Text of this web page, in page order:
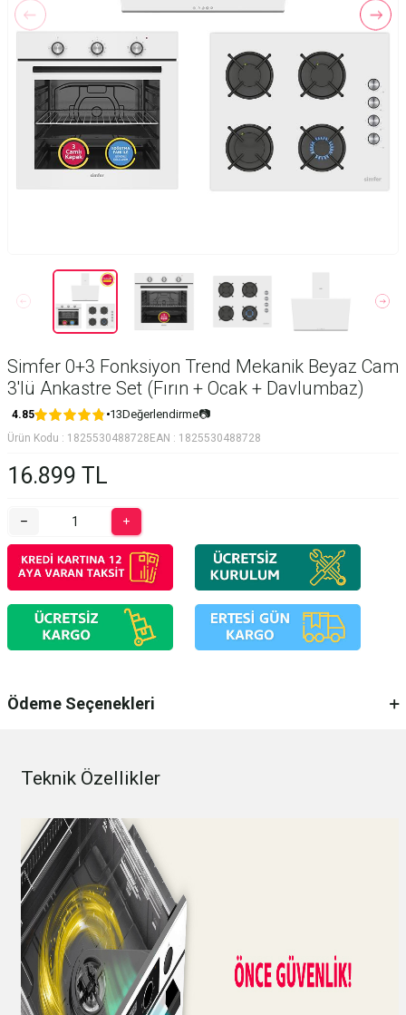
Simfer 0+3 Fonksiyon Trend Mekanik Beyaz Cam
3'lü Ankastre Set (Fırın + Ocak + Davlumbaz)
4.85 13Değerlendirme📷
Ürün Kodu : 1825530488728 EAN : 1825530488728
16.899 TL
Ödeme Seçenekleri
Teknik Özellikler